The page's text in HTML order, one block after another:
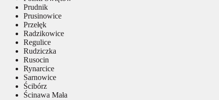
Prudnik
Prusinowice
Przełęk
Radzikowice
Regulice
Rudziczka
Rusocin
Rynarcice
Sarnowice
Ścibórz
Ścinawa Mała